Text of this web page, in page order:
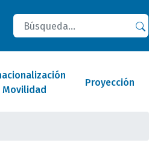
Buscar
Movilidad
Proyección